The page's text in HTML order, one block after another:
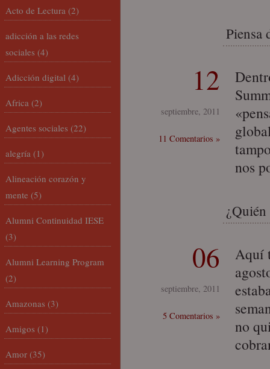
Piensa
12
septiembre, 2011
11 Comentarios »
nos
06
septiembre, 2011
5 Comentarios »
Aquí
no
Acto de Lectura (2)
adicción a las redes
sociales (4)
Adicción digital (4)
Africa (2)
Agentes sociales (22)
alegría (1)
Alineación corazón y
mente (5)
Alumni Continuidad IESE
(3)
Alumni Learning Program
(2)
Amazonas (3)
Amigos (1)
Amor (35)